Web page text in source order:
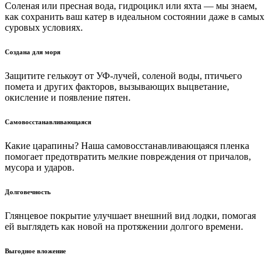
Соленая или пресная вода, гидроцикл или яхта — мы знаем,
как сохранить ваш катер в идеальном состоянии даже в самых
суровых условиях.
Создана для моря
Защитите гелькоут от УФ-лучей, соленой воды, птичьего
помета и других факторов, вызывающих выцветание,
окисление и появление пятен.
Самовосстанавливающаяся
Какие царапины? Наша самовосстанавливающаяся пленка
помогает предотвратить мелкие повреждения от причалов,
мусора и ударов.
Долговечность
Глянцевое покрытие улучшает внешний вид лодки, помогая
ей выглядеть как новой на протяжении долгого времени.
Выгодное вложение